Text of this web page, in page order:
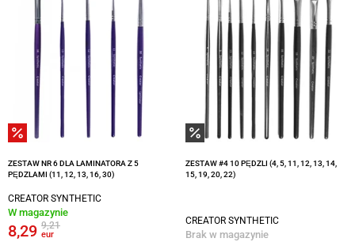
ZESTAW NR 6 DLA LAMINATORA Z 5
PĘDZLAMI (11, 12, 13, 16, 30)
CREATOR SYNTHETIC
W magazynie
8,29 9,21
eur
ZESTAW #4 10 PĘDZLI (4, 5, 11, 12, 13, 14,
15, 19, 20, 22)
CREATOR SYNTHETIC
Brak w magazynie